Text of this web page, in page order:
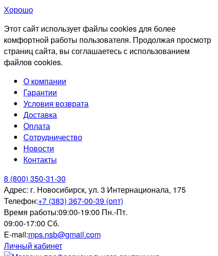
Хорошо
Этот сайт использует файлы cookies для более
комфортной работы пользователя. Продолжая просмотр
страниц сайта, вы соглашаетесь с использованием
файлов cookies.
О компании
Гарантии
Условия возврата
Доставка
Оплата
Сотрудничество
Новости
Контакты
8 (800) 350-31-30
Адрес: г. Новосибирск, ул. 3 Интернационала, 175
Телефон:+7 (383) 367-00-39 (опт)
Время работы:09:00-19:00 Пн.-Пт.
09:00-17:00 Сб.
E-mail:mps.nsb@gmail.com
Личный кабинет